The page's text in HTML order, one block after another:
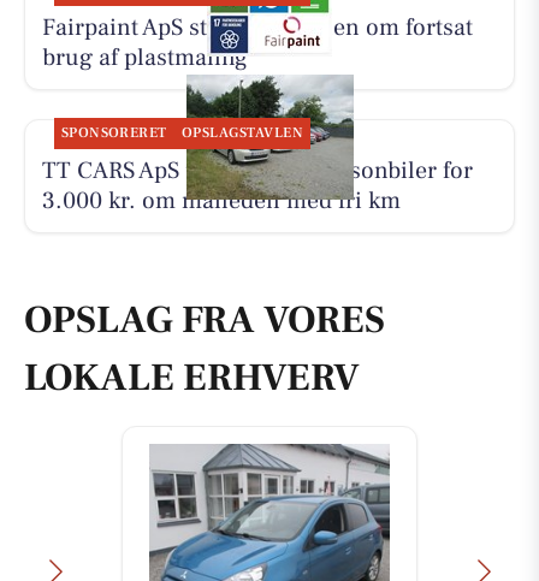
Fairpaint ApS starter samtalen om fortsat
brug af plastmaling
SPONSORERET OPSLAGSTAVLEN
TT CARS ApS udlejer små personbiler for
3.000 kr. om måneden med fri km
OPSLAG FRA VORES
LOKALE ERHVERV